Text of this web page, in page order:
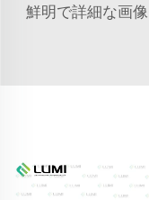
鮮明で詳細な画